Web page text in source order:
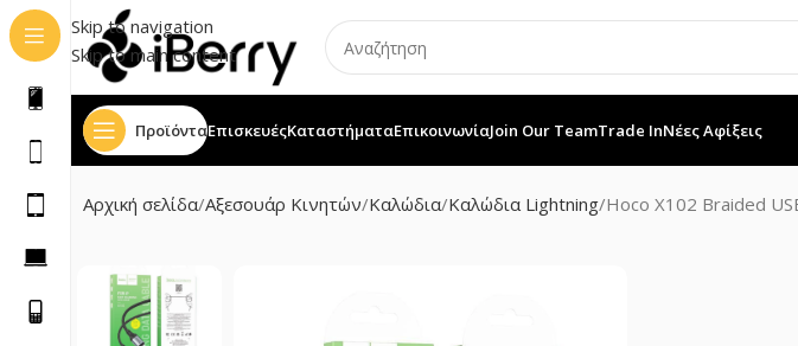
Skip to navigation
Skip to main content
ΠροϊόνταΕπισκευέςΚαταστήματαΕπικοινωνίαJoin Our TeamTrade InΝέες Αφίξεις
Αρχική σελίδα Αξεσουάρ Κινητών Καλώδια Καλώδια Lightning Hoco X102 Braided